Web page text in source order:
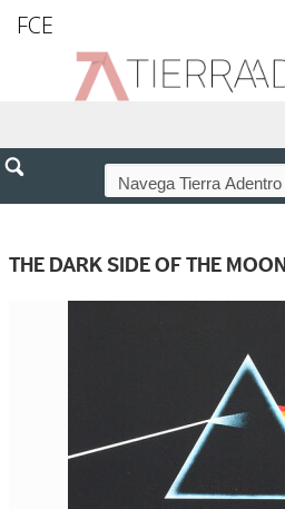
FCE
THE DARK SIDE OF THE MOON